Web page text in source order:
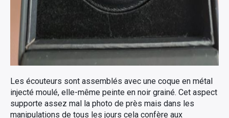
Les écouteurs sont assemblés avec une coque en métal
injecté moulé, elle-même peinte en noir grainé. Cet aspect
supporte assez mal la photo de près mais dans les
manipulations de tous les jours cela confère aux